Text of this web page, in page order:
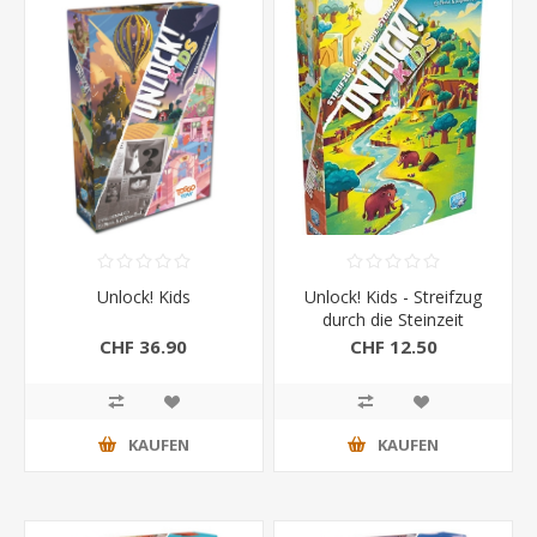
Unlock! Kids
CHF 36.90
KAUFEN
Unlock! Kids - Streifzug
durch die Steinzeit
CHF 12.50
KAUFEN